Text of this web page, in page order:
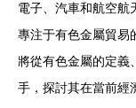
電子、汽車和航空航
專注于有色金屬貿易
將從有色金屬的定義
手，探討其在當前經